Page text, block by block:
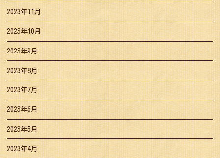
2023年11月
2023年10月
2023年9月
2023年8月
2023年7月
2023年6月
2023年5月
2023年4月